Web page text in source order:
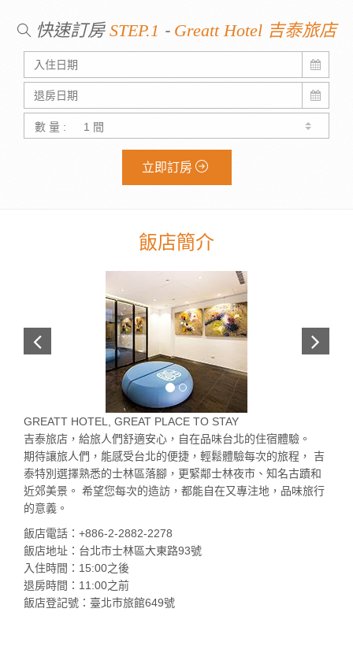
快速訂房 STEP.1 - Greatt Hotel 吉泰旅店
數 量 :
立即訂房
飯店簡介
GREATT HOTEL, GREAT PLACE TO STAY
吉泰旅店，給旅人們舒適安心，自在品味台北的住宿體驗。
期待讓旅人們，能感受台北的便捷，輕鬆體驗每次的旅程， 吉
泰特別選擇熟悉的士林區落腳，更緊鄰士林夜市、知名古蹟和
近郊美景。 希望您每次的造訪，都能自在又專注地，品味旅行
的意義。
飯店電話：+886-2-2882-2278
飯店地址：台北市士林區大東路93號
入住時間：15:00之後
退房時間：11:00之前
飯店登記號：臺北市旅館649號